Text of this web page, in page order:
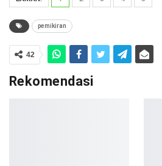
pemikiran
42
Rekomendasi